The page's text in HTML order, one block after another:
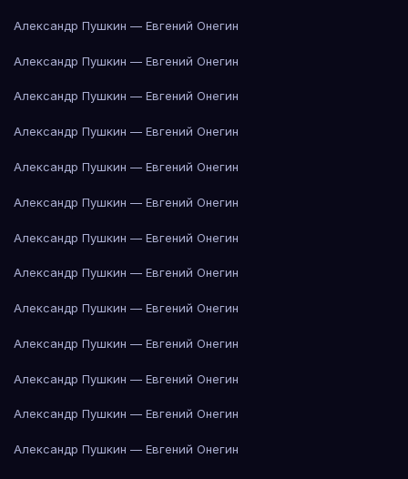
Александр Пушкин — Евгений Онегин
Александр Пушкин — Евгений Онегин
Александр Пушкин — Евгений Онегин
Александр Пушкин — Евгений Онегин
Александр Пушкин — Евгений Онегин
Александр Пушкин — Евгений Онегин
Александр Пушкин — Евгений Онегин
Александр Пушкин — Евгений Онегин
Александр Пушкин — Евгений Онегин
Александр Пушкин — Евгений Онегин
Александр Пушкин — Евгений Онегин
Александр Пушкин — Евгений Онегин
Александр Пушкин — Евгений Онегин